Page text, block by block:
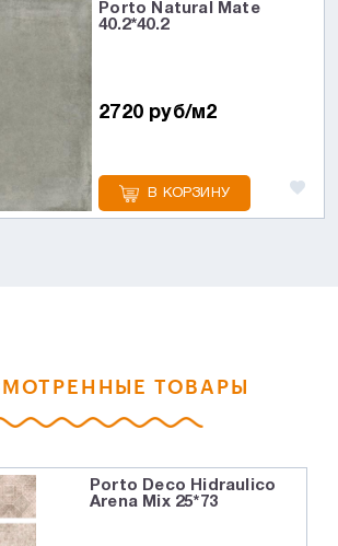
Porto Natural Mate
40.2*40.2
2720 руб/м2
В КОРЗИНУ
ТОВАРЫ
Porto Deco Hidraulico
Arena Mix 25*73